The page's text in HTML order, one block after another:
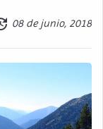
08 de junio, 2018